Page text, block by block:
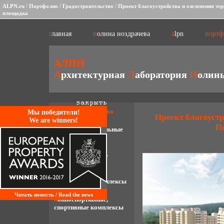
Mы победители!
We are winners!
Читать новость / Read the news
ALPN.ru / Портфолио / Градостроительство / Проект благоустройства и озеленения
площадка
главная полина ноздрачева alpn
АЛПН
Архитектурная Лаборатория П
градостроительство
многофункциональные
комплексы
офисные здания
гостиничные комплексы
конноспортивные,
спортивные комплексы
Проект